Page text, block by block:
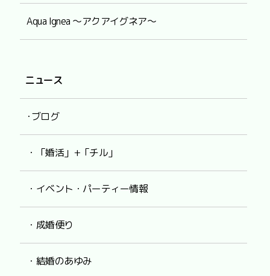
Aqua Ignea ～アクアイグネア～
ニュース
･ブログ
・「婚活」+「チル」
・イベント・パーティー情報
・成婚便り
・結婚のあゆみ